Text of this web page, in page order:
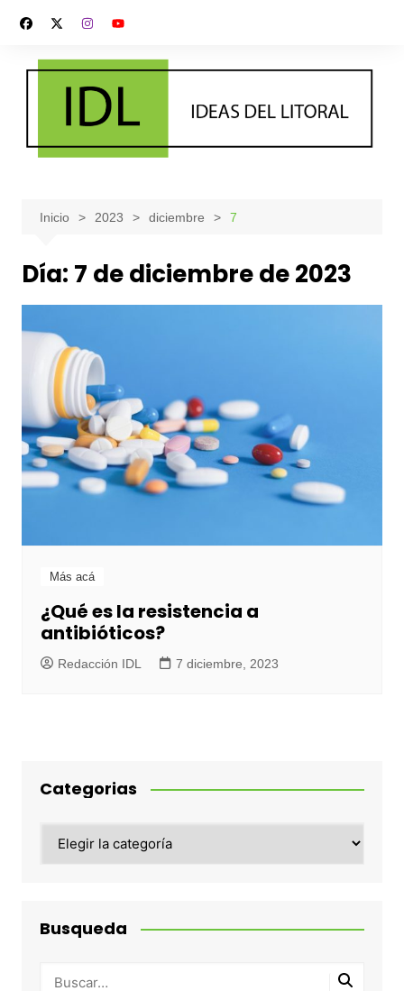
contenido
Inicio 2023 diciembre 7
Día: 7 de diciembre de 2023
Más acá
¿Qué es la resistencia a
antibióticos?
Redacción IDL 7 diciembre, 2023
Categorias
Busqueda